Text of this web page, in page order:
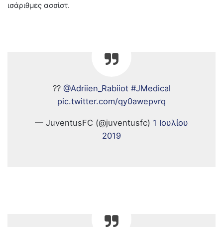
ισάριθμες ασσίστ.
?? @Adriien_Rabiiot #JMedical
pic.twitter.com/qy0awepvrq
— JuventusFC (@juventusfc) 1 Ιουλίου
2019